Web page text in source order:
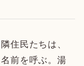
住民たちは、
前を呼ぶ。湯